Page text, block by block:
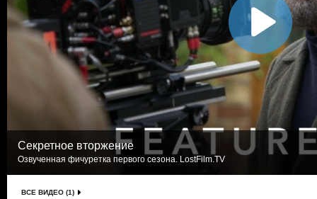
Секретное вторжение
Озвученная фичуретка первого сезона. LostFilm.TV
ВСЕ ВИДЕО (1)